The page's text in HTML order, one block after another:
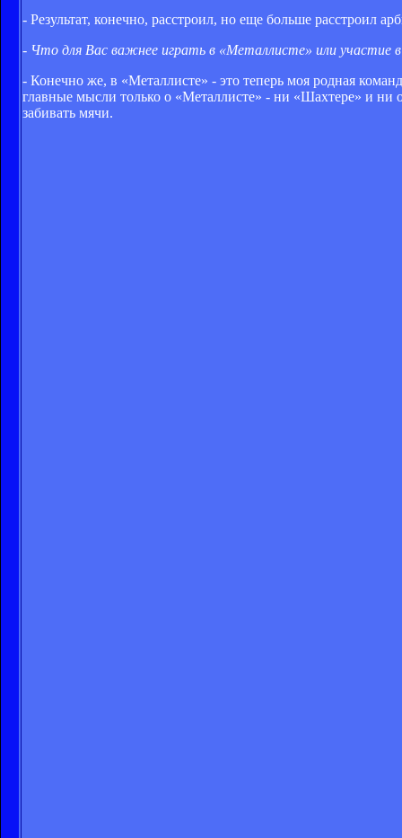
- Результат, конечно, расстроил, но еще больше расстроил
- Что для Вас важнее играть в «Металлисте» или участие
- Конечно же, в «Металлисте» - это теперь моя родная
главные мысли только о «Металлисте» - ни «Шахтере» и ни
забивать мячи.